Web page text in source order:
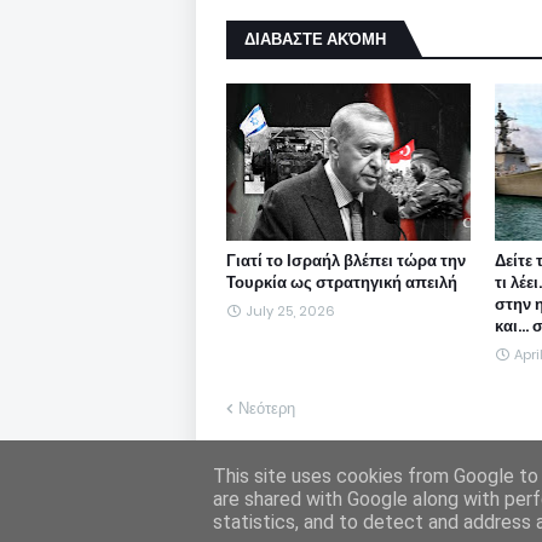
ΔΙΑΒΑΣΤΕ ΑΚΌΜΗ
Γιατί το Ισραήλ βλέπει τώρα την
Τουρκία ως στρατηγική απειλή
July 25, 2026
Δείτε
τι
στην
και...
Νεότερη
Η Freepen.gr ουδεμία ευθύνη εκ του νόμου
υιοθετεί. Σε περίπτωση που θεωρείτε πως
Freepen.gr - 2011 -
This site uses cookies from Google
are shared with Google along with
statistics, and to detect and address